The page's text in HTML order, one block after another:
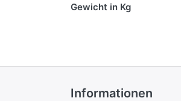
Gewicht in Kg
Informationen